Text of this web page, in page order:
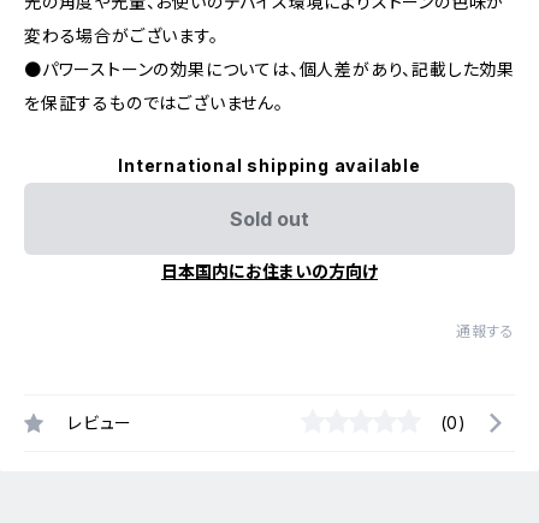
変わる場合がございます。
●パワーストーンの効果については、個人差があり、記載した効果
を保証するものではございません。
International shipping available
Sold out
日本国内にお住まいの方向け
通報する
レビュー (0)